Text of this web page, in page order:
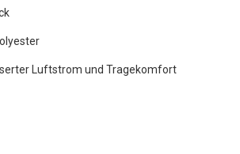
Luftstrom und Tragekomfort